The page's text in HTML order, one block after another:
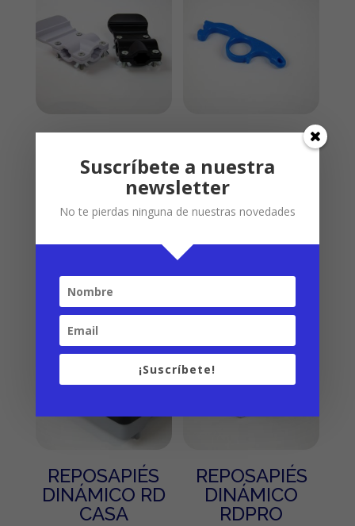
ACCESORIO
PARA ABRIR
LAS MANILLAS
DE LAS
PUERTAS SIN
ABREPUERTAS
OPEN TOUCH
REPOSAPIÉS
DINÁMICO RD
CASA
REPOSAPIÉS
DINÁMICO
RDPRO
Suscríbete a nuestra
newsletter
No te pierdas ninguna de nuestras novedades
¡Suscríbete!